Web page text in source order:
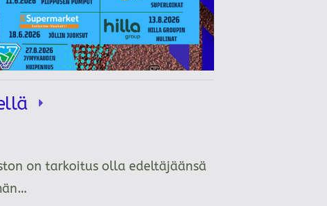
on tarkoitus olla edeltäjäänsä